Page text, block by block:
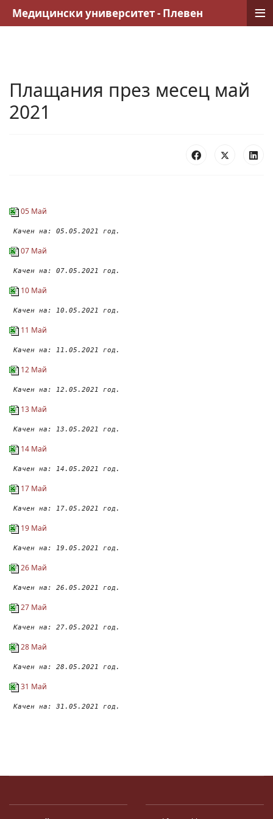
Плащания през месец май
2021
05 Май
Качен на: 05.05.2021 год.
07 Май
Качен на: 07.05.2021 год.
10 Май
Качен на: 10.05.2021 год.
11 Май
Качен на: 11.05.2021 год.
12 Май
Качен на: 12.05.2021 год.
13 Май
Качен на: 13.05.2021 год.
14 Май
Качен на: 14.05.2021 год.
17 Май
Качен на: 17.05.2021 год.
19 Май
Качен на: 19.05.2021 год.
26 Май
Качен на: 26.05.2021 год.
27 Май
Качен на: 27.05.2021 год.
28 Май
Качен на: 28.05.2021 год.
31 Май
Качен на: 31.05.2021 год.
Медицински университет - Плевен ≡